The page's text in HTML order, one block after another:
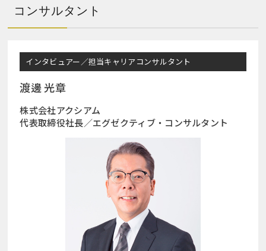
コンサルタント
インタビュアー／担当キャリアコンサルタント
渡邊 光章
株式会社アクシアム
代表取締役社長／エグゼクティブ・コンサルタント